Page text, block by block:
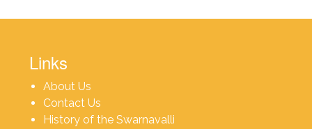
Links
About Us
Contact Us
History of the Swarnavalli